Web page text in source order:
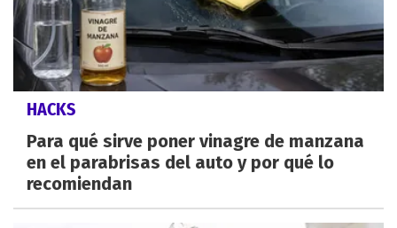
HACKS
Para qué sirve poner vinagre de manzana
en el parabrisas del auto y por qué lo
recomiendan